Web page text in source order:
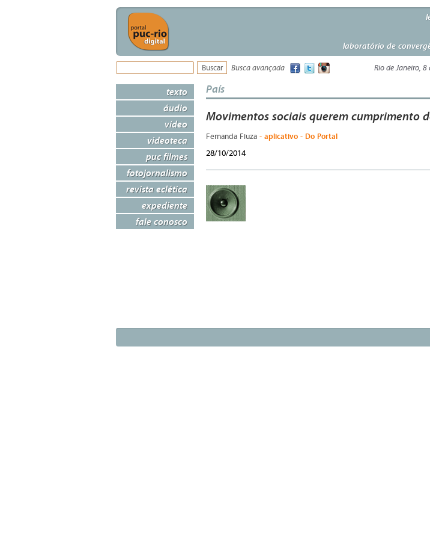
laboratório de
Busca avançada Rio de Janeiro,
texto
áudio
vídeo
videoteca
puc filmes
fotojornalismo
revista eclética
expediente
fale conosco
País
Movimentos sociais querem cumprimento
Fernanda Fiuza - aplicativo - Do Portal
28/10/2014